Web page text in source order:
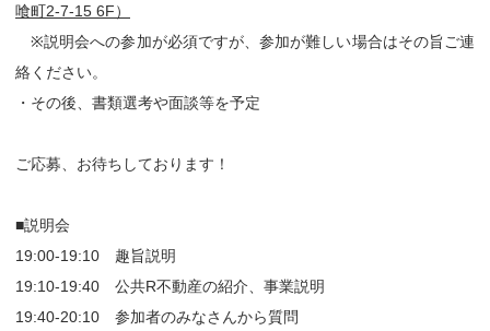
喰町2-7-15 6F）
※説明会への参加が必須ですが、参加が難しい場合はその旨ご連
絡ください。
・その後、書類選考や面談等を予定
ご応募、お待ちしております！
■説明会
19:00-19:10 趣旨説明
19:10-19:40 公共R不動産の紹介、事業説明
19:40-20:10 参加者のみなさんから質問